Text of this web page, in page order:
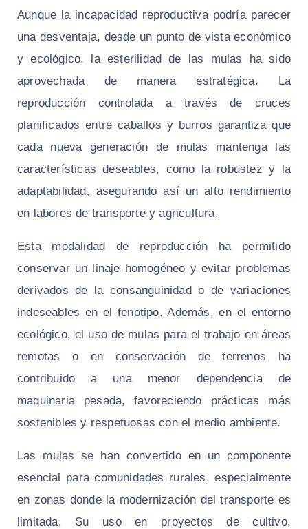
Aunque la incapacidad reproductiva podría parecer
una desventaja, desde un punto de vista económico
y ecológico, la esterilidad de las mulas ha sido
aprovechada de manera estratégica. La
reproducción controlada a través de cruces
planificados entre caballos y burros garantiza que
cada nueva generación de mulas mantenga las
características deseables, como la robustez y la
adaptabilidad, asegurando así un alto rendimiento
en labores de transporte y agricultura.
Esta modalidad de reproducción ha permitido
conservar un linaje homogéneo y evitar problemas
derivados de la consanguinidad o de variaciones
indeseables en el fenotipo. Además, en el entorno
ecológico, el uso de mulas para el trabajo en áreas
remotas o en conservación de terrenos ha
contribuido a una menor dependencia de
maquinaria pesada, favoreciendo prácticas más
sostenibles y respetuosas con el medio ambiente.
Las mulas se han convertido en un componente
esencial para comunidades rurales, especialmente
en zonas donde la modernización del transporte es
limitada. Su uso en proyectos de cultivo,